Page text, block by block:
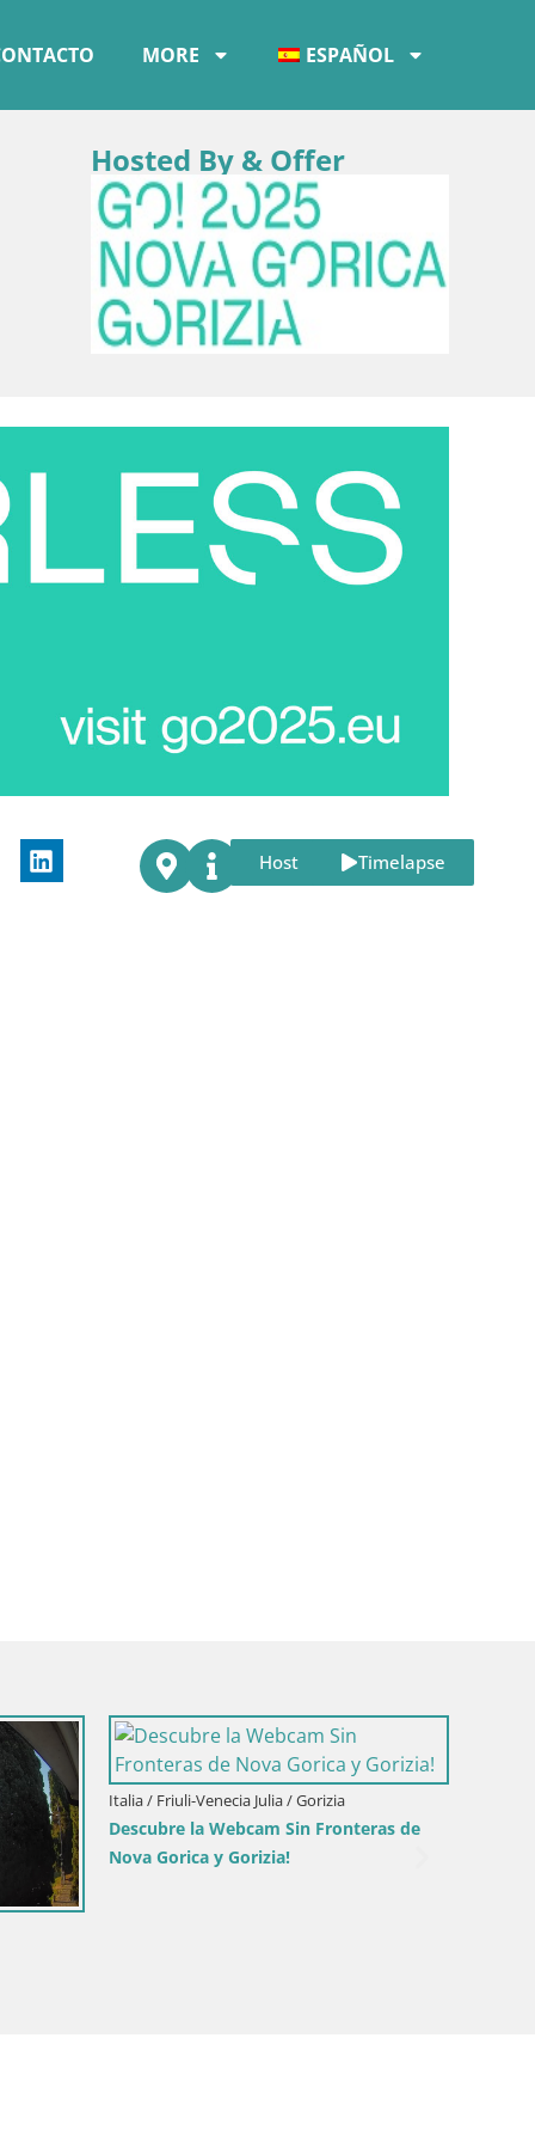
MORE ESPAÑOL
Hosted By & Offer
Host Timelapse
Italia / Friuli-Venecia Julia / Gorizia
Descubre la Webcam Sin Fronteras de
Nova Gorica y Gorizia!